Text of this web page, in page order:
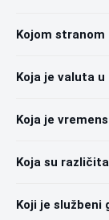
Kojom stranom
Koja je valuta u
Koja je
Koja su
Koji je službeni